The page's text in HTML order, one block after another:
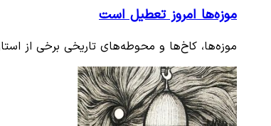
موزه‌ها امروز تعطیل است
موزه‌ها، کاخ‌ها و محوطه‌های تاریخی برخی از استان‌ها امروز شنبه ۲۴